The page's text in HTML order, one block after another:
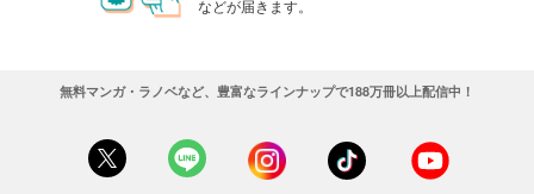
などが届きます。
無料マンガ・ラノベなど、豊富なラインナップで188万冊以上配信中！